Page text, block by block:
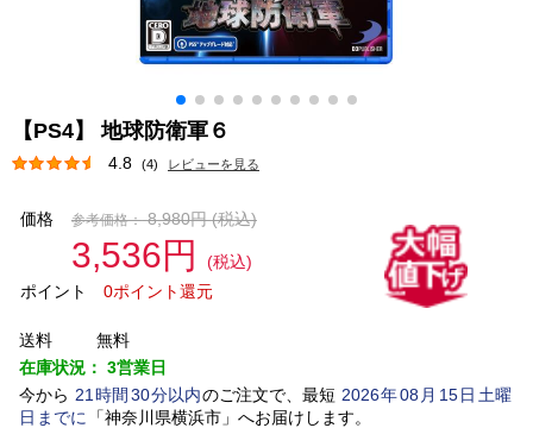
【PS4】 地球防衛軍６
4.8 (4) レビューを見る
価格 参考価格： 8,980円(税込)
3,536円
(税込)
ポイント
0ポイント還元
送料
無料
在庫状況： 3営業日
今から 21 時間 30分以内のご注文で、最短 2026年08 月 15日土曜
日 までに 「神奈川県横浜市」 へお届けします。